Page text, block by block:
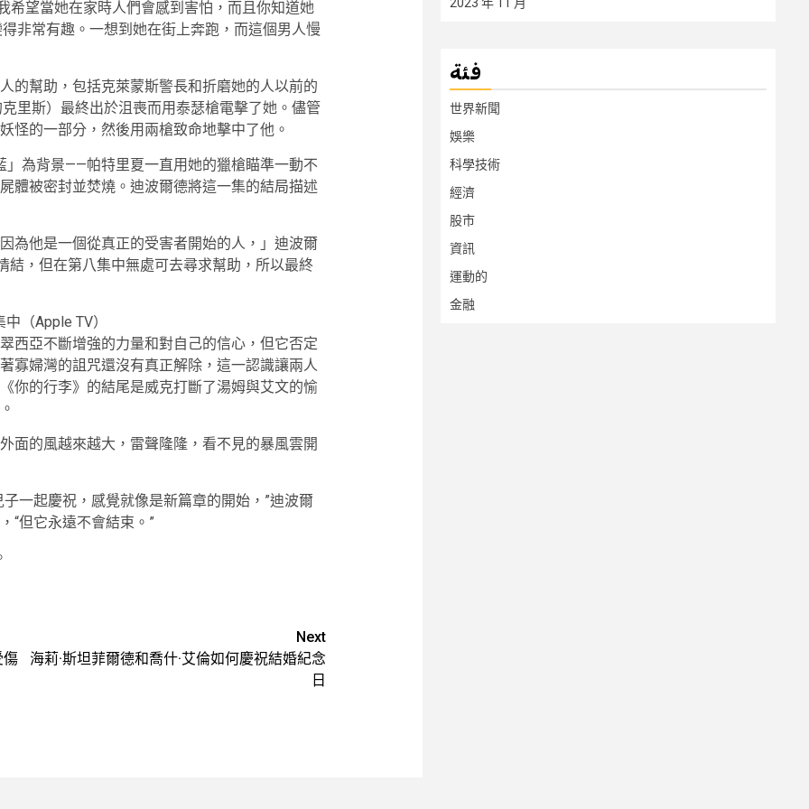
希望當她在家時人們會感到害怕，而且你知道她
非常有趣。一想到她在街上奔跑，而這個男人慢
的幫助，包括克萊蒙斯警長和折磨她的人以前的
里斯）最終出於沮喪而用泰瑟槍電擊了她。儘管
怪的一部分，然後用兩槍致命地擊中了他。
為背景——帕特里夏一直用她的獵槍瞄準一動不
體被密封並焚燒。迪波爾德將這一集的結局描述
為他是一個從真正的受害者開始的人，」迪波爾
結，但在第八集中無處可去尋求幫助，所以最終
（Apple TV）
西亞不斷增強的力量和對自己的信心，但它否定
寡婦灣的詛咒還沒有真正解除，這一認識讓兩人
你的行李》的結尾是威克打斷了湯姆與艾文的愉
面的風越來越大，雷聲隆隆，看不見的暴風雲開
一起慶祝，感覺就像是新篇章的開始，”迪波爾
“但它永遠不會結束。”
傷
Next
海莉·斯坦菲爾德和喬什·艾倫如何慶祝結婚紀念
日
فئة
世界新聞
娛樂
科學技術
經濟
股市
資訊
運動的
金融